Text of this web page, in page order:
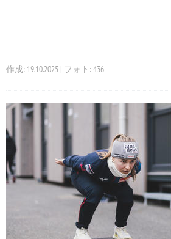
作成: 19.10.2025 | フォト: 436